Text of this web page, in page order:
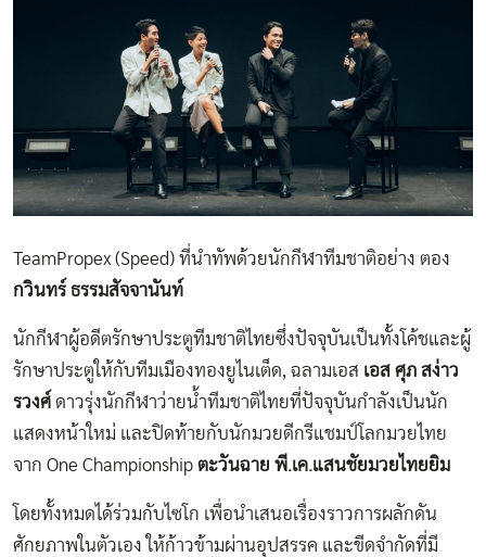
TeamPropex (Speed)​ ที่นำทัพด้วยนักกีฬาทีมชาติอย่าง​ ตอง​​​
กวินทร์ ธรรมสัจจานันท์
​นักกีฬาผู้อดีตรักษาประตูทีมชาติไทยซึ่งปัจจุบันเป็นทั้งโค้ชและผู้
รักษาประตูให้กับทีมเมืองทองยูไนเต็ด, ฉลามเอส เอส ศุภ สง่าว
รวงศ์ ดาวรุ่งนักกีฬาว่ายน้ำทีมชาติไทยที่ปัจจุบันกำลังเป็นนัก
แสดงหน้าใหม่ และปิดท้ายกับนักมวยดีกรีแชมป์โลกมวยไทย
จาก​ One Championship ตะวันฉาย พี.เค.แสนชัยมวยไทยยิม
โดยทั้งหมดได้ร่วมกับไซโก เพื่อนำเสนอเรื่องราวการผลักดัน
ศักยภาพในตัวเอง​ ให้ก้าวข้ามผ่านอุปสรรค และขีดจำกัดที่มี